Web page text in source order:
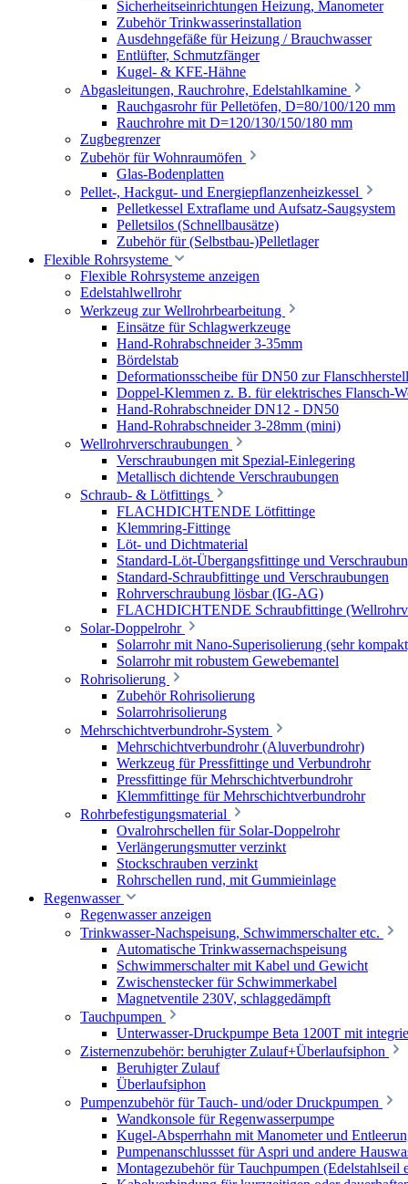
Sicherheitseinrichtungen Heizung, Manometer
Zubehör Trinkwasserinstallation
Ausdehngefäße für Heizung / Brauchwasser
Entlüfter, Schmutzfänger
Kugel- & KFE-Hähne
Abgasleitungen, Rauchrohre, Edelstahlkamine
Rauchgasrohr für Pelletöfen, D=80/100/120 mm
Rauchrohre mit D=120/130/150/180 mm
Zugbegrenzer
Zubehör für Wohnraumöfen
Glas-Bodenplatten
Pellet-, Hackgut- und Energiepflanzenheizkessel
Pelletkessel Extraflame und Aufsatz-Saugsystem
Pelletsilos (Schnellbausätze)
Zubehör für (Selbstbau-)Pelletlager
Flexible Rohrsysteme
Flexible Rohrsysteme anzeigen
Edelstahlwellrohr
Werkzeug zur Wellrohrbearbeitung
Einsätze für Schlagwerkzeuge
Hand-Rohrabschneider 3-35mm
Bördelstab
Deformationsscheibe für DN50 zur
Doppel-Klemmen z. B. für elektrisches Flansch-
Hand-Rohrabschneider DN12 - DN50
Hand-Rohrabschneider 3-28mm (mini)
Wellrohrverschraubungen
Verschraubungen mit Spezial-Einlegering
Metallisch dichtende Verschraubungen
Schraub- & Lötfittings
FLACHDICHTENDE Lötfittinge
Klemmring-Fittinge
Löt- und Dichtmaterial
Standard-Löt-Übergangsfittinge und
Standard-Schraubfittinge und Verschraubungen
Rohrverschraubung lösbar (IG-AG)
FLACHDICHTENDE Schraubfittinge
Solar-Doppelrohr
Solarrohr mit Nano-Superisolierung (sehr
Solarrohr mit robustem Gewebemantel
Rohrisolierung
Zubehör Rohrisolierung
Solarrohrisolierung
Mehrschichtverbundrohr-System
Mehrschichtverbundrohr (Aluverbundrohr)
Werkzeug für Pressfittinge und Verbundrohr
Pressfittinge für Mehrschichtverbundrohr
Klemmfittinge für Mehrschichtverbundrohr
Rohrbefestigungsmaterial
Ovalrohrschellen für Solar-Doppelrohr
Verlängerungsmutter verzinkt
Stockschrauben verzinkt
Rohrschellen rund, mit Gummieinlage
Regenwasser
Regenwasser anzeigen
Trinkwasser-Nachspeisung, Schwimmerschalter etc.
Automatische Trinkwassernachspeisung
Schwimmerschalter mit Kabel und Gewicht
Zwischenstecker für Schwimmerkabel
Magnetventile 230V, schlaggedämpft
Tauchpumpen
Unterwasser-Druckpumpe Beta 1200T mit
Zisternenzubehör: beruhigter Zulauf+Überlaufsiphon
Beruhigter Zulauf
Überlaufsiphon
Pumpenzubehör für Tauch- und/oder Druckpumpen
Wandkonsole für Regenwasserpumpe
Kugel-Absperrhahn mit Manometer und
Pumpenanschlussset für Aspri und andere
Montagezubehör für Tauchpumpen (Edelstahlseil